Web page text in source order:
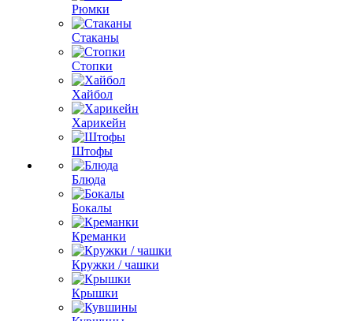
Рюмки
Стаканы
Стопки
Хайбол
Харикейн
Штофы
Блюда
Бокалы
Креманки
Кружки / чашки
Крышки